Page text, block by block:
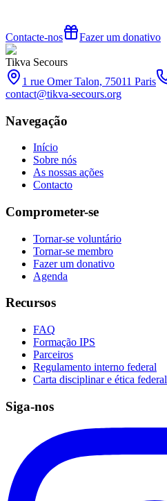
Contacte-nos Fazer um donativo
Tikva Secours
1 rue Omer Talon, 75011 Paris
contact@tikva-secours.org
Navegação
Início
Sobre nós
As nossas ações
Contacto
Comprometer-se
Tornar-se voluntário
Tornar-se membro
Fazer um donativo
Agenda
Recursos
FAQ
Formação IPS
Parceiros
Regulamento interno federal
Carta disciplinar e ética federal
Siga-nos